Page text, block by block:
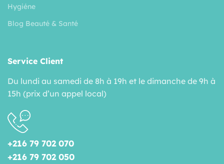
Hygiéne
Blog Beauté & Santé
Service Client
Du lundi au samedi de 8h à 19h et le dimanche de 9h à
15h (prix d’un appel local)
+216 79 702 070
+216 79 702 050